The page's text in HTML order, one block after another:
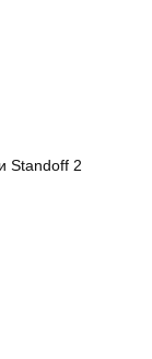
Standoff 2